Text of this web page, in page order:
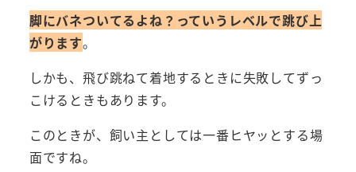
脚にバネついてるよね？っていうレベルで跳び上
がります。
しかも、飛び跳ねて着地するときに失敗してずっ
こけるときもあります。
このときが、飼い主としては一番ヒヤッとする場
面ですね。